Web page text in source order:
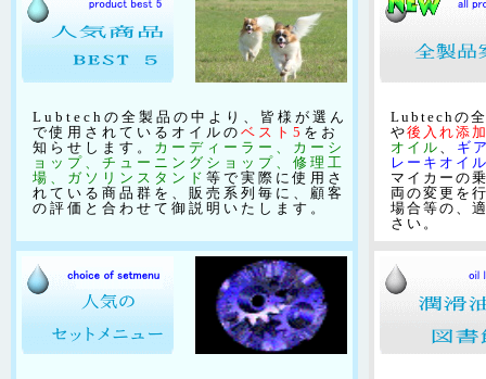
Lubtechの
や後入れ添
オイル 、 ギ
レーキオイ
マイカーの
両の変更を
場合等の、
さい。
Lubtechの全製品の中より、皆様が選ん
で使用されているオイルの ベスト5 をお
知らせします。 カーディーラー、カーシ
ョップ、チューニングショップ、修理工
場、ガソリンスタンド 等で実際に使用さ
れている商品群を、販売系列毎に、顧客
の評価と合わせて御説明いたします。